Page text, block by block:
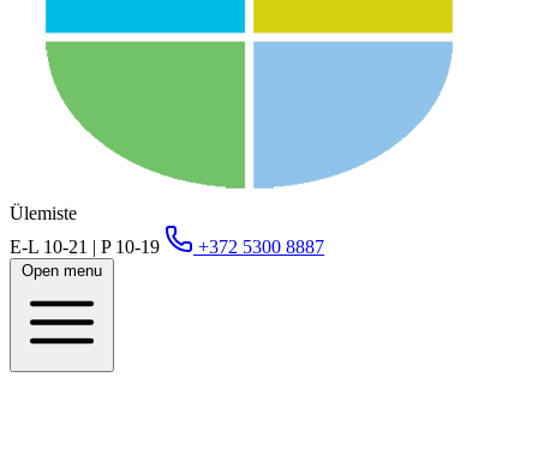
Ülemiste
E-L 10-21 | P 10-19
+372 5300 8887
Open menu